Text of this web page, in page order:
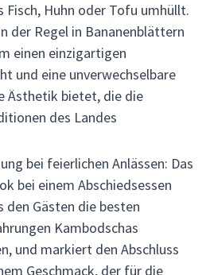
Fisch, Huhn oder Tofu umhüllt.
der Regel in Bananenblättern
einen einzigartigen
und eine unverwechselbare
Ästhetik bietet, die die
des Landes
bei feierlichen Anlässen: Das
bei einem Abschiedsessen
den Gästen die besten
Kambodschas
und markiert den Abschluss
Geschmack, der für die